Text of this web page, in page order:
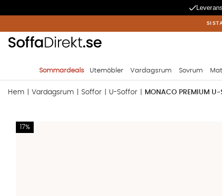
Sommardeals Utemöbler Vardagsrum Sovrum
Hem Vardagsrum Soffor U-Soffor MONACO PREMIUM
17%
Produktbilder MONACO PREMIUM U-Soffa Vänster Beige